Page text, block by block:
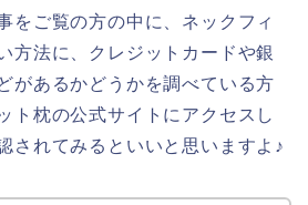
をご覧の方の中に、ネックフィ
方法に、クレジットカードや銀
があるかどうかを調べている方
ト枕の公式サイトにアクセスし
されてみるといいと思いますよ♪